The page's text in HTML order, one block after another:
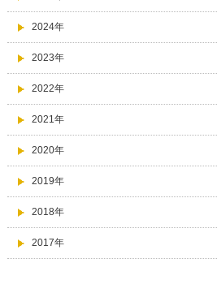
2024年
2023年
2022年
2021年
2020年
2019年
2018年
2017年